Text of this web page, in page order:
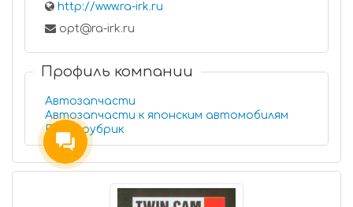
http://www.ra-irk.ru
opt@ra-irk.ru
Профиль компании
Автозапчасти
Автозапчасти к японским автомобилям
Еще 7 рубрик